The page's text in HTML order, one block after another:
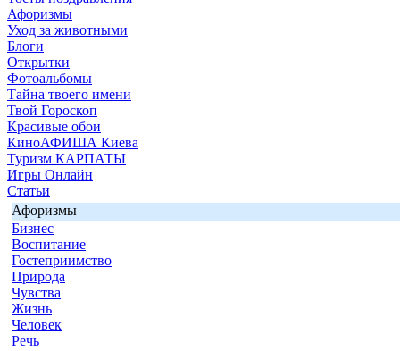
Афоризмы
Уход за животными
Блоги
Открытки
Фотоальбомы
Тайна твоего имени
Твой Гороскоп
Красивые обои
КиноАФИША Киева
Туризм КАРПАТЫ
Игры Онлайн
Статьи
Афоризмы
Бизнес
Воспитание
Гостеприимство
Природа
Чувства
Жизнь
Человек
Речь